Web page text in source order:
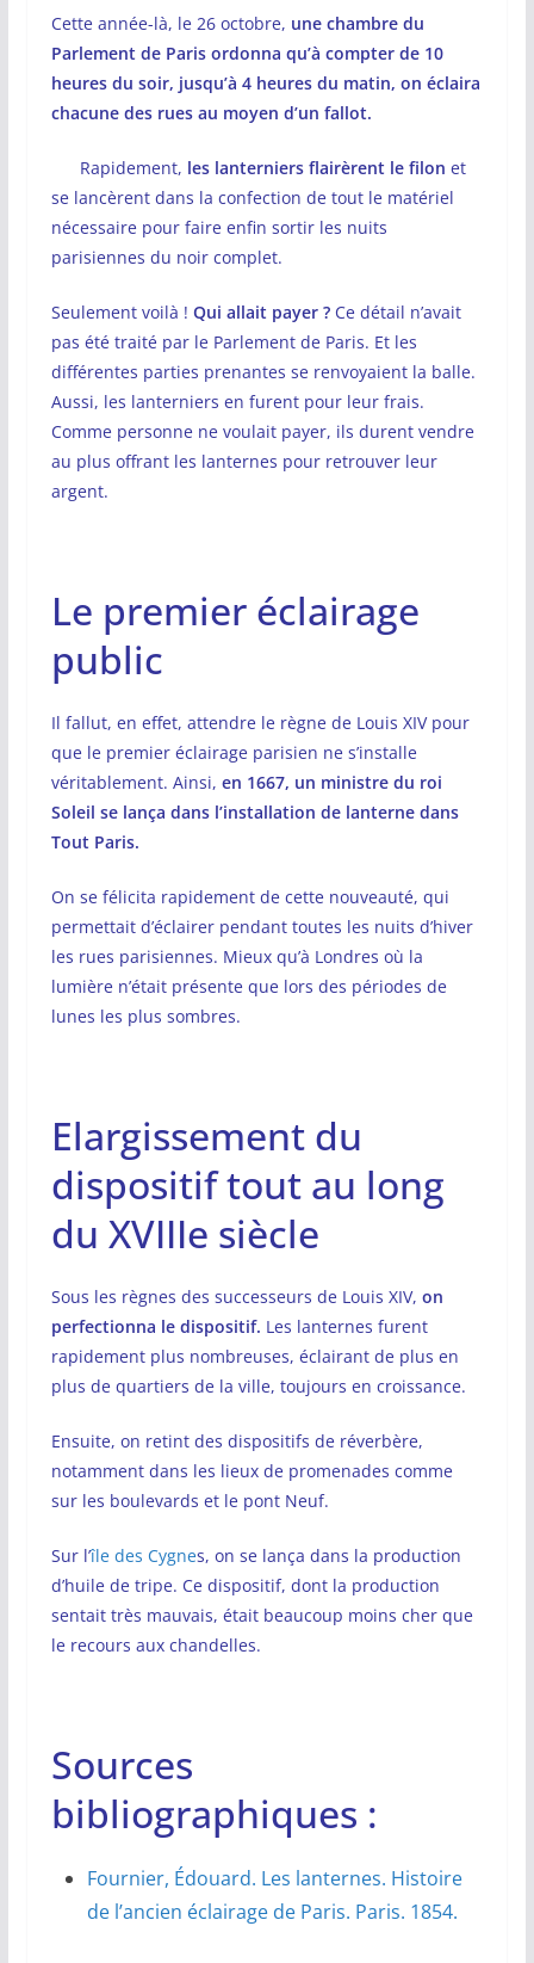
Cette année-là, le 26 octobre, une chambre du
Parlement de Paris ordonna qu’à compter de 10
heures du soir, jusqu’à 4 heures du matin, on éclaira
chacune des rues au moyen d’un fallot.
Rapidement, les lanterniers flairèrent le filon et
se lancèrent dans la confection de tout le matériel
nécessaire pour faire enfin sortir les nuits
parisiennes du noir complet.
Seulement voilà ! Qui allait payer ?Ce détail n’avait
pas été traité par le Parlement de Paris. Et les
différentes parties prenantes se renvoyaient la balle.
Aussi, les lanterniers en furent pour leur frais.
Comme personne ne voulait payer, ils durent vendre
au plus offrant les lanternes pour retrouver leur
argent.
Le premier éclairage
public
Il fallut, en effet, attendre le règne de Louis XIV pour
que le premier éclairage parisien ne s’installe
véritablement. Ainsi, en 1667, un ministre du roi
Soleil se lança dans l’installation de lanterne dans
Tout Paris.
On se félicita rapidement de cette nouveauté, qui
permettait d’éclairer pendant toutes les nuits d’hiver
les rues parisiennes. Mieux qu’à Londres où la
lumière n’était présente que lors des périodes de
lunes les plus sombres.
Elargissement du
dispositif tout au long
du XVIIIe siècle
Sous les règnes des successeurs de Louis XIV, on
perfectionna le dispositif. Les lanternes furent
rapidement plus nombreuses, éclairant de plus en
plus de quartiers de la ville, toujours en croissance.
Ensuite, on retint des dispositifs de réverbère,
notamment dans les lieux de promenades comme
sur les boulevards et le pont Neuf.
Sur l’île des Cygnes, on se lança dans la production
d’huile de tripe. Ce dispositif, dont la production
sentait très mauvais, était beaucoup moins cher que
le recours aux chandelles.
Sources
bibliographiques :
Fournier, Édouard. Les lanternes. Histoire
de l’ancien éclairage de Paris. Paris. 1854.